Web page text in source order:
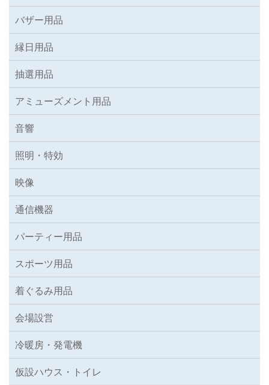
バザー用品
縁日用品
抽選用品
アミューズメント用品
音響
照明・特効
映像
通信機器
パーティー用品
スポーツ用品
着ぐるみ用品
会場設営
冷暖房・発電機
仮設ハウス・トイレ